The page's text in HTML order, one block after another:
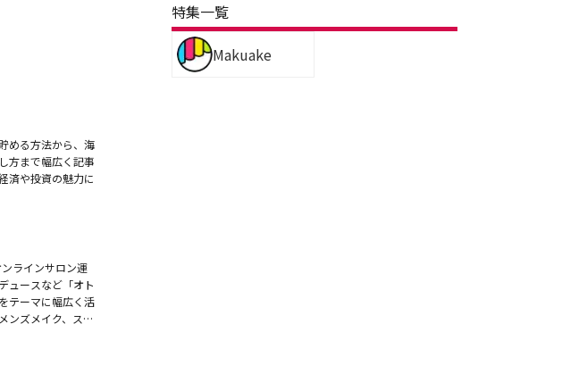
める方法から、海
方まで幅広く記事
済や投資の魅力に
ラインサロン運
ュースなど「オト
テーマに幅広く活
ンズメイク、スキ
特集一覧
Makuake